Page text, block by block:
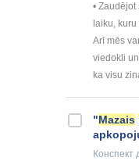
•
laiku,
Arī mēs
viedokli
ka visu
"Mazais
Конспект